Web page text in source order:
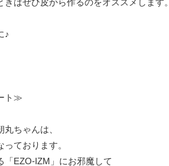
きはぜひ皮から作るのをオススメします
♪
ト≫
ちゃんは、
ております。
「EZO-IZM」にお邪魔して